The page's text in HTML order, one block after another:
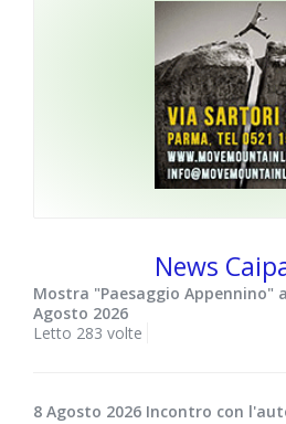
News
Mostra "Paesaggio Appennino"
Agosto 2026
Letto 283 volte
8 Agosto 2026 Incontro con